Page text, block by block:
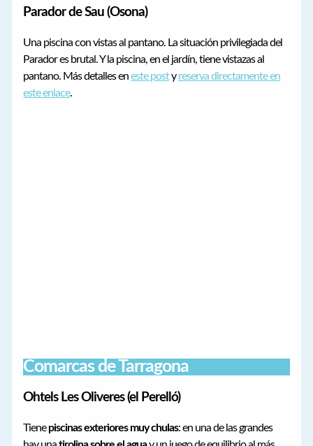
Parador de Sau (Osona)
Una piscina con vistas al pantano. La situación privilegiada del
Parador es brutal. Y la piscina, en el jardín, tiene vistazas al
pantano. Más detalles eneste postyreserva directamente en
este enlace.
Comarcas de Tarragona
Ohtels Les Oliveres (el Perelló)
Tienepiscinas exteriores muy chulas: en una de las grandes